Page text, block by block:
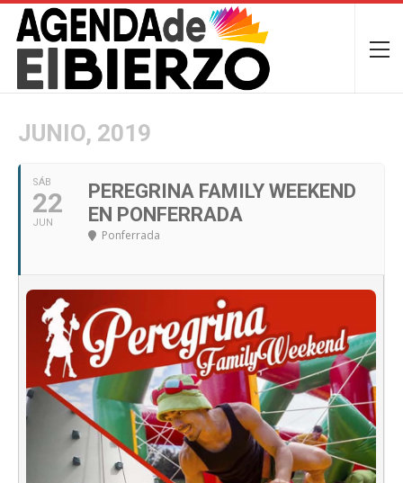
JUNIO, 2019
SÁB
22
JUN
PEREGRINA FAMILY WEEKEND
EN PONFERRADA
Ponferrada